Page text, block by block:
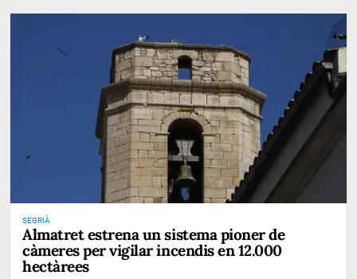
SEGRIÀ
Almatret estrena un sistema pioner de
càmeres per vigilar incendis en 12.000
hectàrees